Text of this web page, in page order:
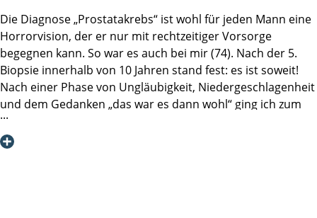
ausgeprägten Leistungsgedanken, diese Klinik bzw. Herrn
Prof. Graefen, sicher als beste Adresse weiterempfehlen.
Herzlichst
K. H.
Die Diagnose „Prostatakrebs“ ist wohl für jeden Mann eine
Horrorvision, der er nur mit rechtzeitiger Vorsorge
begegnen kann. So war es auch bei mir (74). Nach der 5.
Biopsie innerhalb von 10 Jahren stand fest: es ist soweit!
Nach einer Phase von Ungläubigkeit, Niedergeschlagenheit
und dem Gedanken „das war es dann wohl“ ging ich zum
Angriff über!
Stundenlang habe ich im Internet recherchiert: Wer, was,